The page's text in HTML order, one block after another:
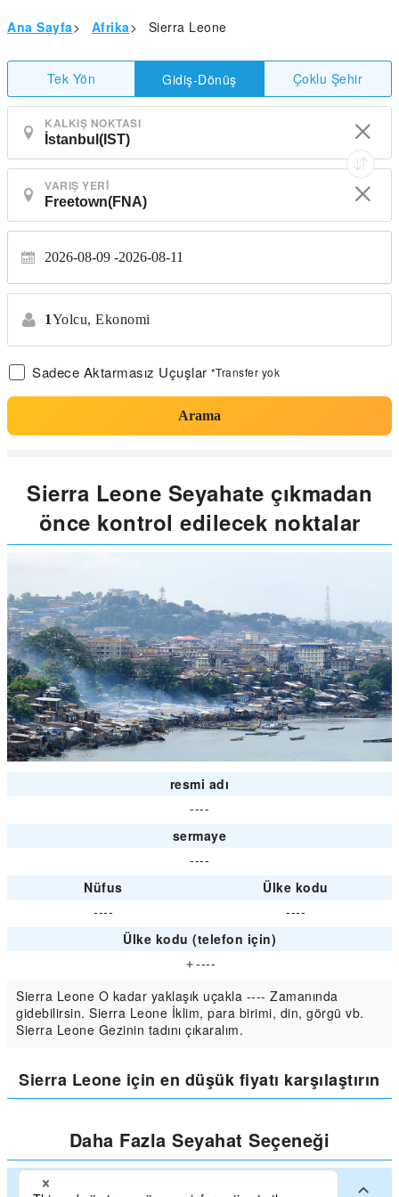
Ana Sayfa> Afrika> Sierra Leone
Tek Yön Gidiş-Dönüş Çoklu Şehir
KALKIŞ NOKTASI
VARIŞ YERI
2026-08-09 2026-08-11
1Yolcu, Ekonomi
Sadece Aktarmasız Uçuşlar *Transfer yok
Arama
Sierra Leone Seyahate çıkmadan
önce kontrol edilecek noktalar
resmi adı
----
sermaye
----
Nüfus
Ülke kodu
----
----
Ülke kodu (telefon için)
＋----
Sierra Leone O kadar yaklaşık uçakla ---- Zamanında
gidebilirsin. Sierra Leone İklim, para birimi, din, görgü vb.
Sierra Leone Gezinin tadını çıkaralım.
Sierra Leone için en düşük fiyatı karşılaştırın
Daha Fazla Seyahat Seçeneği
Sierra Leone'da Büyük şehirler